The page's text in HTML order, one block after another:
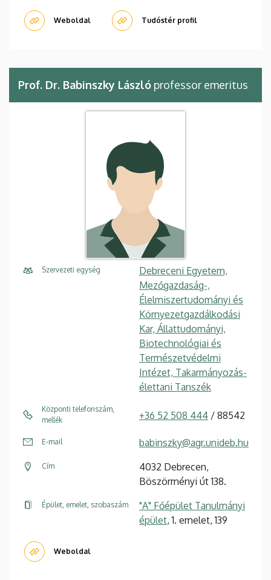
Weboldal Tudóstér profil
Prof. Dr. Babinszky László professor emeritus
Szervezeti egység
Debreceni Egyetem,
Mezőgazdaság-,
Élelmiszertudományi és
Környezetgazdálkodási
Kar, Állattudományi,
Biotechnológiai és
Természetvédelmi
Intézet, Takarmányozás-
élettani Tanszék
Központi telefonszám,
mellék
+36 52 508 444 / 88542
E-mail babinszky@agr.unideb.hu
Cím
4032 Debrecen,
Böszörményi út 138.
Épület, emelet, szobaszám
"A" Főépület Tanulmányi
épület, 1. emelet, 139
Weboldal